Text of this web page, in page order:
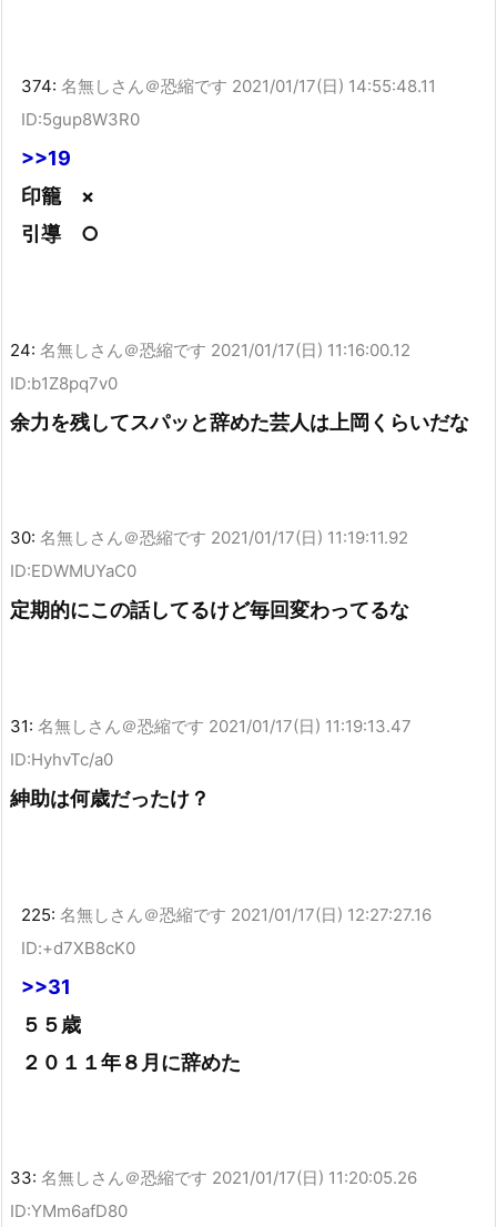
374: 名無しさん＠恐縮です 2021/01/17(日) 14:55:48.11
ID:5gup8W3R0
>>19
印籠 ×
引導 ○
24: 名無しさん＠恐縮です 2021/01/17(日) 11:16:00.12
ID:b1Z8pq7v0
余力を残してスパッと辞めた芸人は上岡くらいだな
30: 名無しさん＠恐縮です 2021/01/17(日) 11:19:11.92
ID:EDWMUYaC0
定期的にこの話してるけど毎回変わってるな
31: 名無しさん＠恐縮です 2021/01/17(日) 11:19:13.47
ID:HyhvTc/a0
紳助は何歳だったけ？
225: 名無しさん＠恐縮です 2021/01/17(日) 12:27:27.16
ID:+d7XB8cK0
>>31
５５歳
２０１１年８月に辞めた
33: 名無しさん＠恐縮です 2021/01/17(日) 11:20:05.26
ID:YMm6afD80